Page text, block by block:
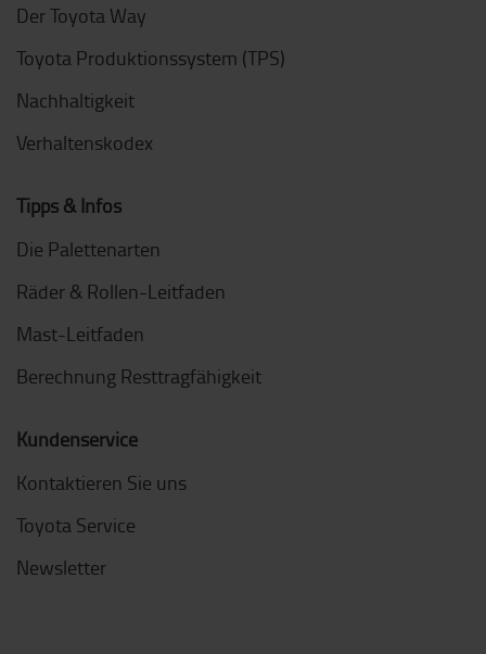
Der Toyota Way
Toyota Produktionssystem (TPS)
Nachhaltigkeit
Verhaltenskodex
Tipps & Infos
Die Palettenarten
Räder & Rollen-Leitfaden
Mast-Leitfaden
Berechnung Resttragfähigkeit
Kundenservice
Kontaktieren Sie uns
Toyota Service
Newsletter